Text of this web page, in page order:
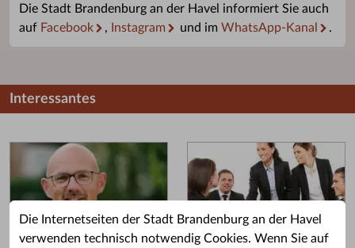
Die Internetseiten der Stadt Brandenburg an der Havel
verwenden technisch notwendig Cookies. Wenn Sie auf
Die Stadt Brandenburg an der Havel informiert Sie auch
auf Facebook , Instagram und im WhatsApp-Kanal .
Interessantes